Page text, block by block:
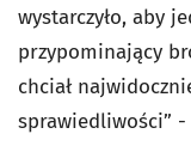
wystarczyło, aby
przypominający
chciał
sprawiedliwości” -